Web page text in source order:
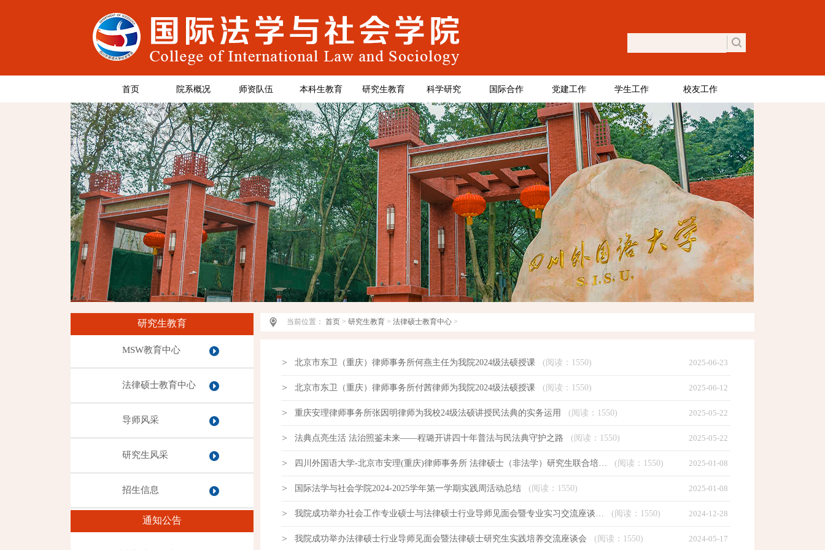
首页 院系概况 师资队伍 本科生教育 研究生教育 科学研究 国际合作 党建工作 学生工作 校友工作
研究生教育
MSW教育中心
法律硕士教育中心
导师风采
研究生风采
招生信息
通知公告
当前位置： 首页 > 研究生教育 > 法律硕士教育中心 >
> 北京市东卫（重庆）律师事务所何燕主任为我院2024级法硕授课 (阅读： 1550) 2025-06-23
> 北京市东卫（重庆）律师事务所付茜律师为我院2024级法硕授课 (阅读： 1550) 2025-06-12
> 重庆安理律师事务所张因明律师为我校24级法硕讲授民法典的实务运用 (阅读： 1550) 2025-05-22
> 法典点亮生活 法治照鉴未来——程璐开讲四十年普法与民法典守护之路 (阅读： 1550) 2025-05-22
> 四川外国语大学-北京市安理(重庆)律师事务所 法律硕士（非法学）研究生联合培… (阅读： 1550) 2025-01-08
> 国际法学与社会学院2024-2025学年第一学期实践周活动总结 (阅读： 1550) 2025-01-08
> 我院成功举办社会工作专业硕士与法律硕士行业导师见面会暨专业实习交流座谈… (阅读： 1550) 2024-12-28
> 我院成功举办法律硕士行业导师见面会暨法律硕士研究生实践培养交流座谈会 (阅读： 1550) 2024-05-17